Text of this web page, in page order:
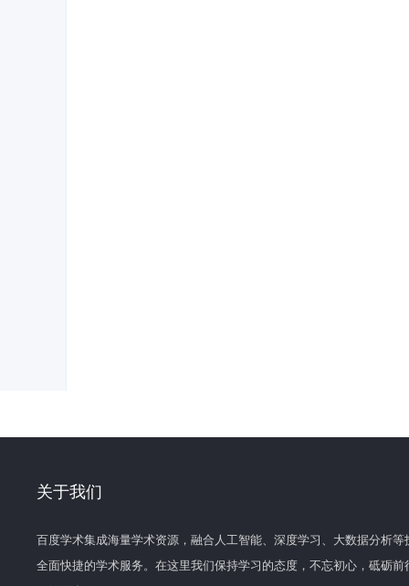
关于我们
百度学术集成海量学术资源，融合人工智能、深度学习、大数据分析
全面快捷的学术服务。在这里我们保持学习的态度，不忘初心，砥砺前